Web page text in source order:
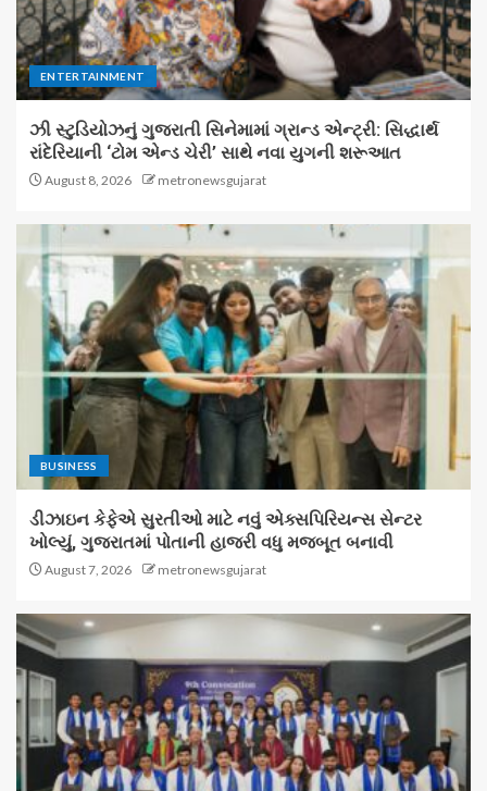
ENTERTAINMENT
ઝી સ્ટુડિયોઝનું ગુજરાતી સિનેમામાં ગ્રાન્ડ એન્ટ્રી: સિદ્ધાર્થ
રાંદેરિયાની ‘ટોમ એન્ડ ચેરી’ સાથે નવા યુગની શરૂઆત
August 8, 2026 metronewsgujarat
BUSINESS
ડીઝાઇન કેફેએ સુરતીઓ માટે નવું એક્સપિરિયન્સ સેન્ટર
ખોલ્યું, ગુજરાતમાં પોતાની હાજરી વધુ મજબૂત બનાવી
August 7, 2026 metronewsgujarat